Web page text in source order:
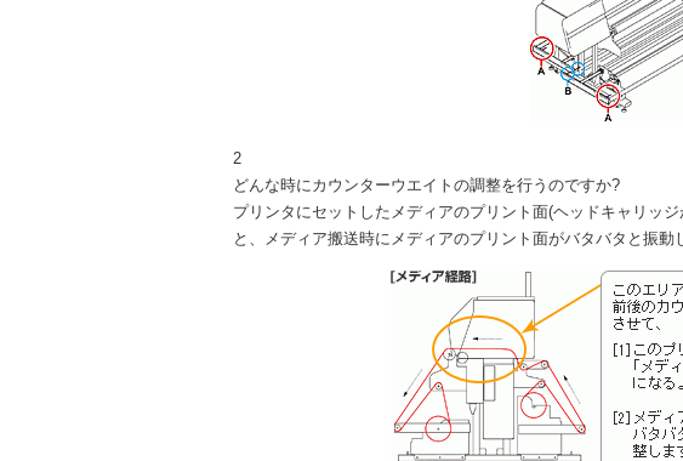
2
どんな時にカウンターウエイトの調整を行うのですか?
プリンタにセットしたメディアのプリント面(ヘッドキャリッ
と、メディア搬送時にメディアのプリント面がバタバタと振動